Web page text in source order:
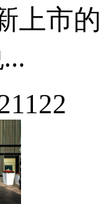
上市
122